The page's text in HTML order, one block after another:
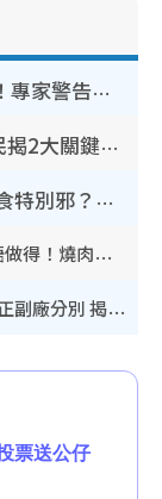
行李清潔｜車轆污糟過馬桶58倍！專家警告忌用酒精抹 教1招免污手除菌
裝修拆鐵閘隨時變賊人目標？網民揭2大關鍵用途：裝新式等於白裝？附新舊鐵閘分別
鬼門開2026｜農曆七月撞正日全食特別邪？專家警告切忌做一事！揭4大禁忌+2招保平安
鬼門開2026｜8.13鬼節禁忌 22件事唔做得！燒肉、刺身要少食？半夜勿吹口哨/打呢個電話
網傳公院改用內地/副廠藥？醫生拆解正副廠分別 揭4類人換藥隨時出事